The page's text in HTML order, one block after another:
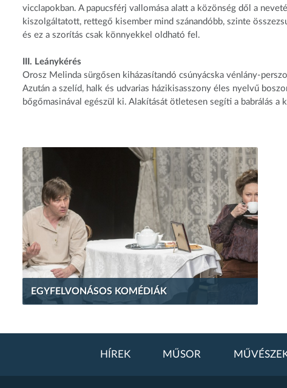
vicclapokban. A papucsférj vallomása alatt a közönség dől a
kiszolgáltatott, rettegő kisember mind szánandóbb, szinte
és ez a szorítás csak könnyekkel oldható fel.
III. Leánykérés
Orosz Melinda sürgősen kiházasítandó csúnyácska vénlány-
Azután a szelíd, halk és udvarias házikisasszony éles nyelvű
bőgőmasinával egészül ki. Alakítását ötletesen segíti a babrálás a
EGYFELVONÁSOS KOMÉDIÁK
HÍREK MŰSOR